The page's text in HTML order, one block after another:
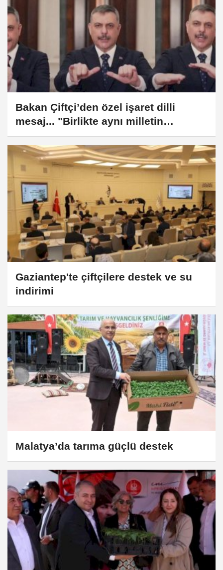
Bakan Çiftçi’den özel işaret dilli
mesaj... "Birlikte aynı milletin
fertleriyiz"
Gaziantep'te çiftçilere destek ve su
indirimi
Malatya’da tarıma güçlü destek